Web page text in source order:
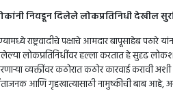
निवडून दिलेले लोकप्रतिनिधी देखील
राष्ट्रवादीचे पक्षाचे आमदार बापूसाहेब पठारे
लोकप्रतिनिधींवर हल्ला करतात हे सुदृढ
व्यक्तींवर कठोरात कठोर कारवाई करावी
आणि गृहखात्यासाठी नामुष्कीची बाब आहे,